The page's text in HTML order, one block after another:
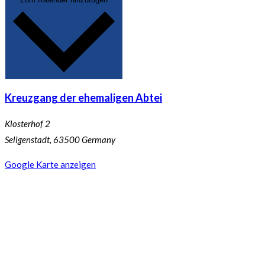
Kreuzgang der ehemaligen Abtei
Klosterhof 2
Seligenstadt, 63500Germany
Google Karte anzeigen